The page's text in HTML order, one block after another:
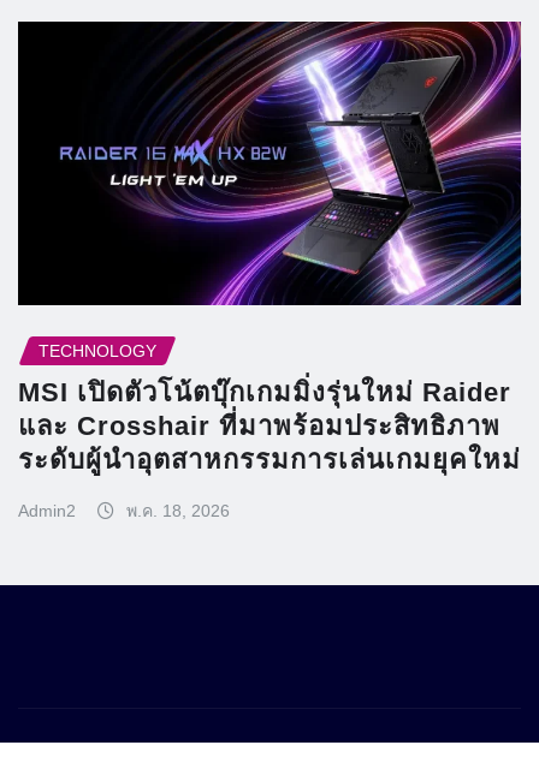
TECHNOLOGY
MSI เปิดตัวโน้ตบุ๊กเกมมิ่งรุ่นใหม่ Raider
และ Crosshair ที่มาพร้อมประสิทธิภาพ
ระดับผู้นำอุตสาหกรรมการเล่นเกมยุคใหม่
Admin2 พ.ค. 18, 2026